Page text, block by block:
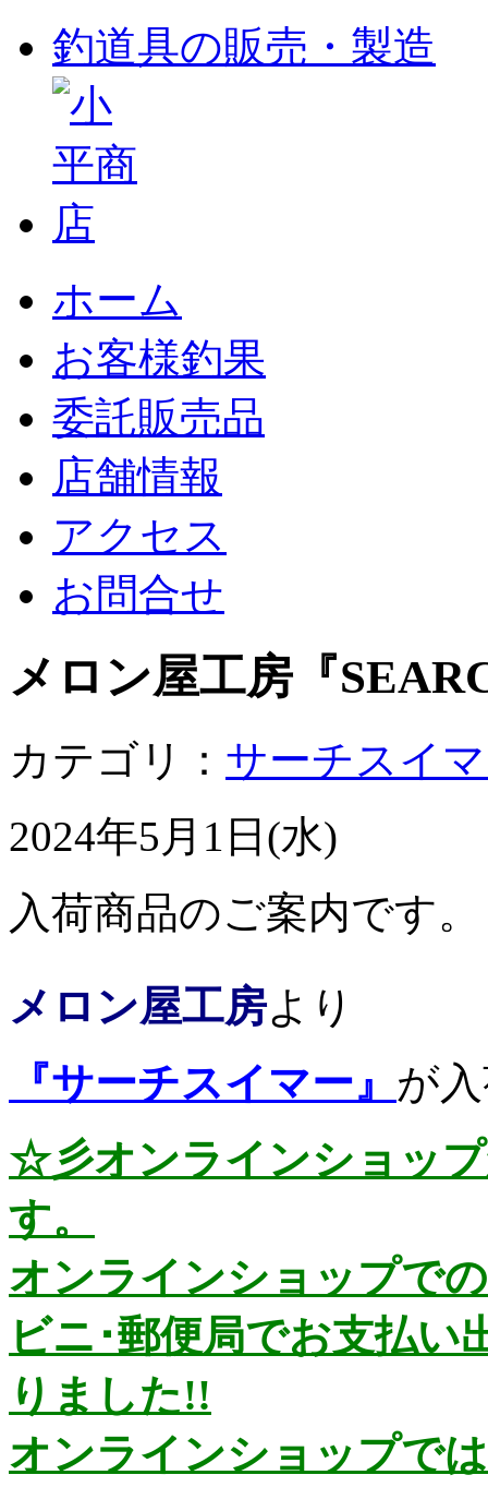
釣道具の販売・製造
ホーム
お客様釣果
委託販売品
店舗情報
アクセス
お問合せ
メロン屋工房『
カテゴリ： サーチスイ
2024年5月1日(水)
入荷商品のご案内です。
メロン屋工房より
『サーチスイマー』 が
☆彡オンラインショッ
す。
オンラインショップで
ビニ･郵便局でお支払い
りました!!
オンラインショップで